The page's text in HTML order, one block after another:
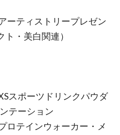
ティストリープレゼン
・美白関連）
スポーツドリンクパウダ
テーション
テインウォーカー・メ